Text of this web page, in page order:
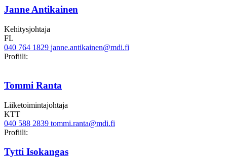
Janne Antikainen
Kehitysjohtaja
FL
040 764 1829 janne.antikainen@mdi.fi
Profiili:
Tommi Ranta
Liiketoimintajohtaja
KTT
040 588 2839 tommi.ranta@mdi.fi
Profiili:
Tytti Isokangas